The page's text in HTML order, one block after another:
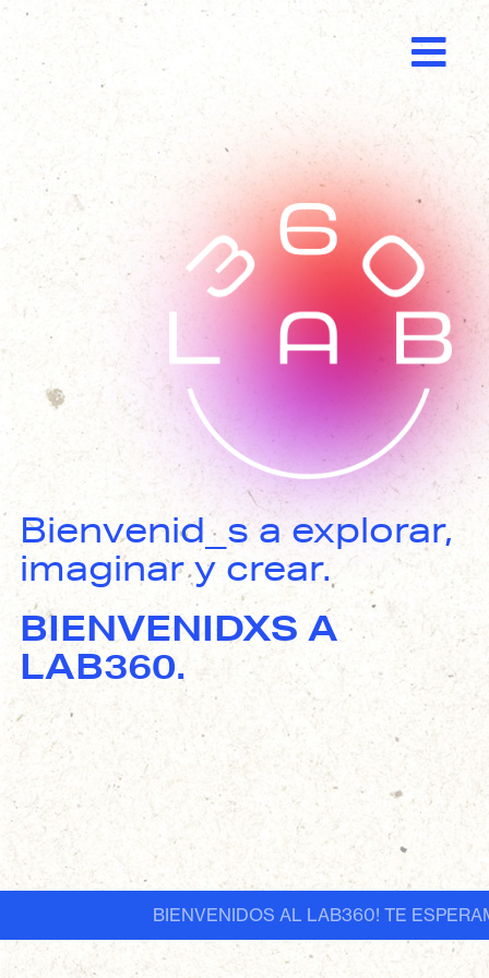
Bienvenid_s a explorar,
imaginar y crear.
BIENVENIDXS A
LAB360.
BIENVENIDOS AL LAB360! TE